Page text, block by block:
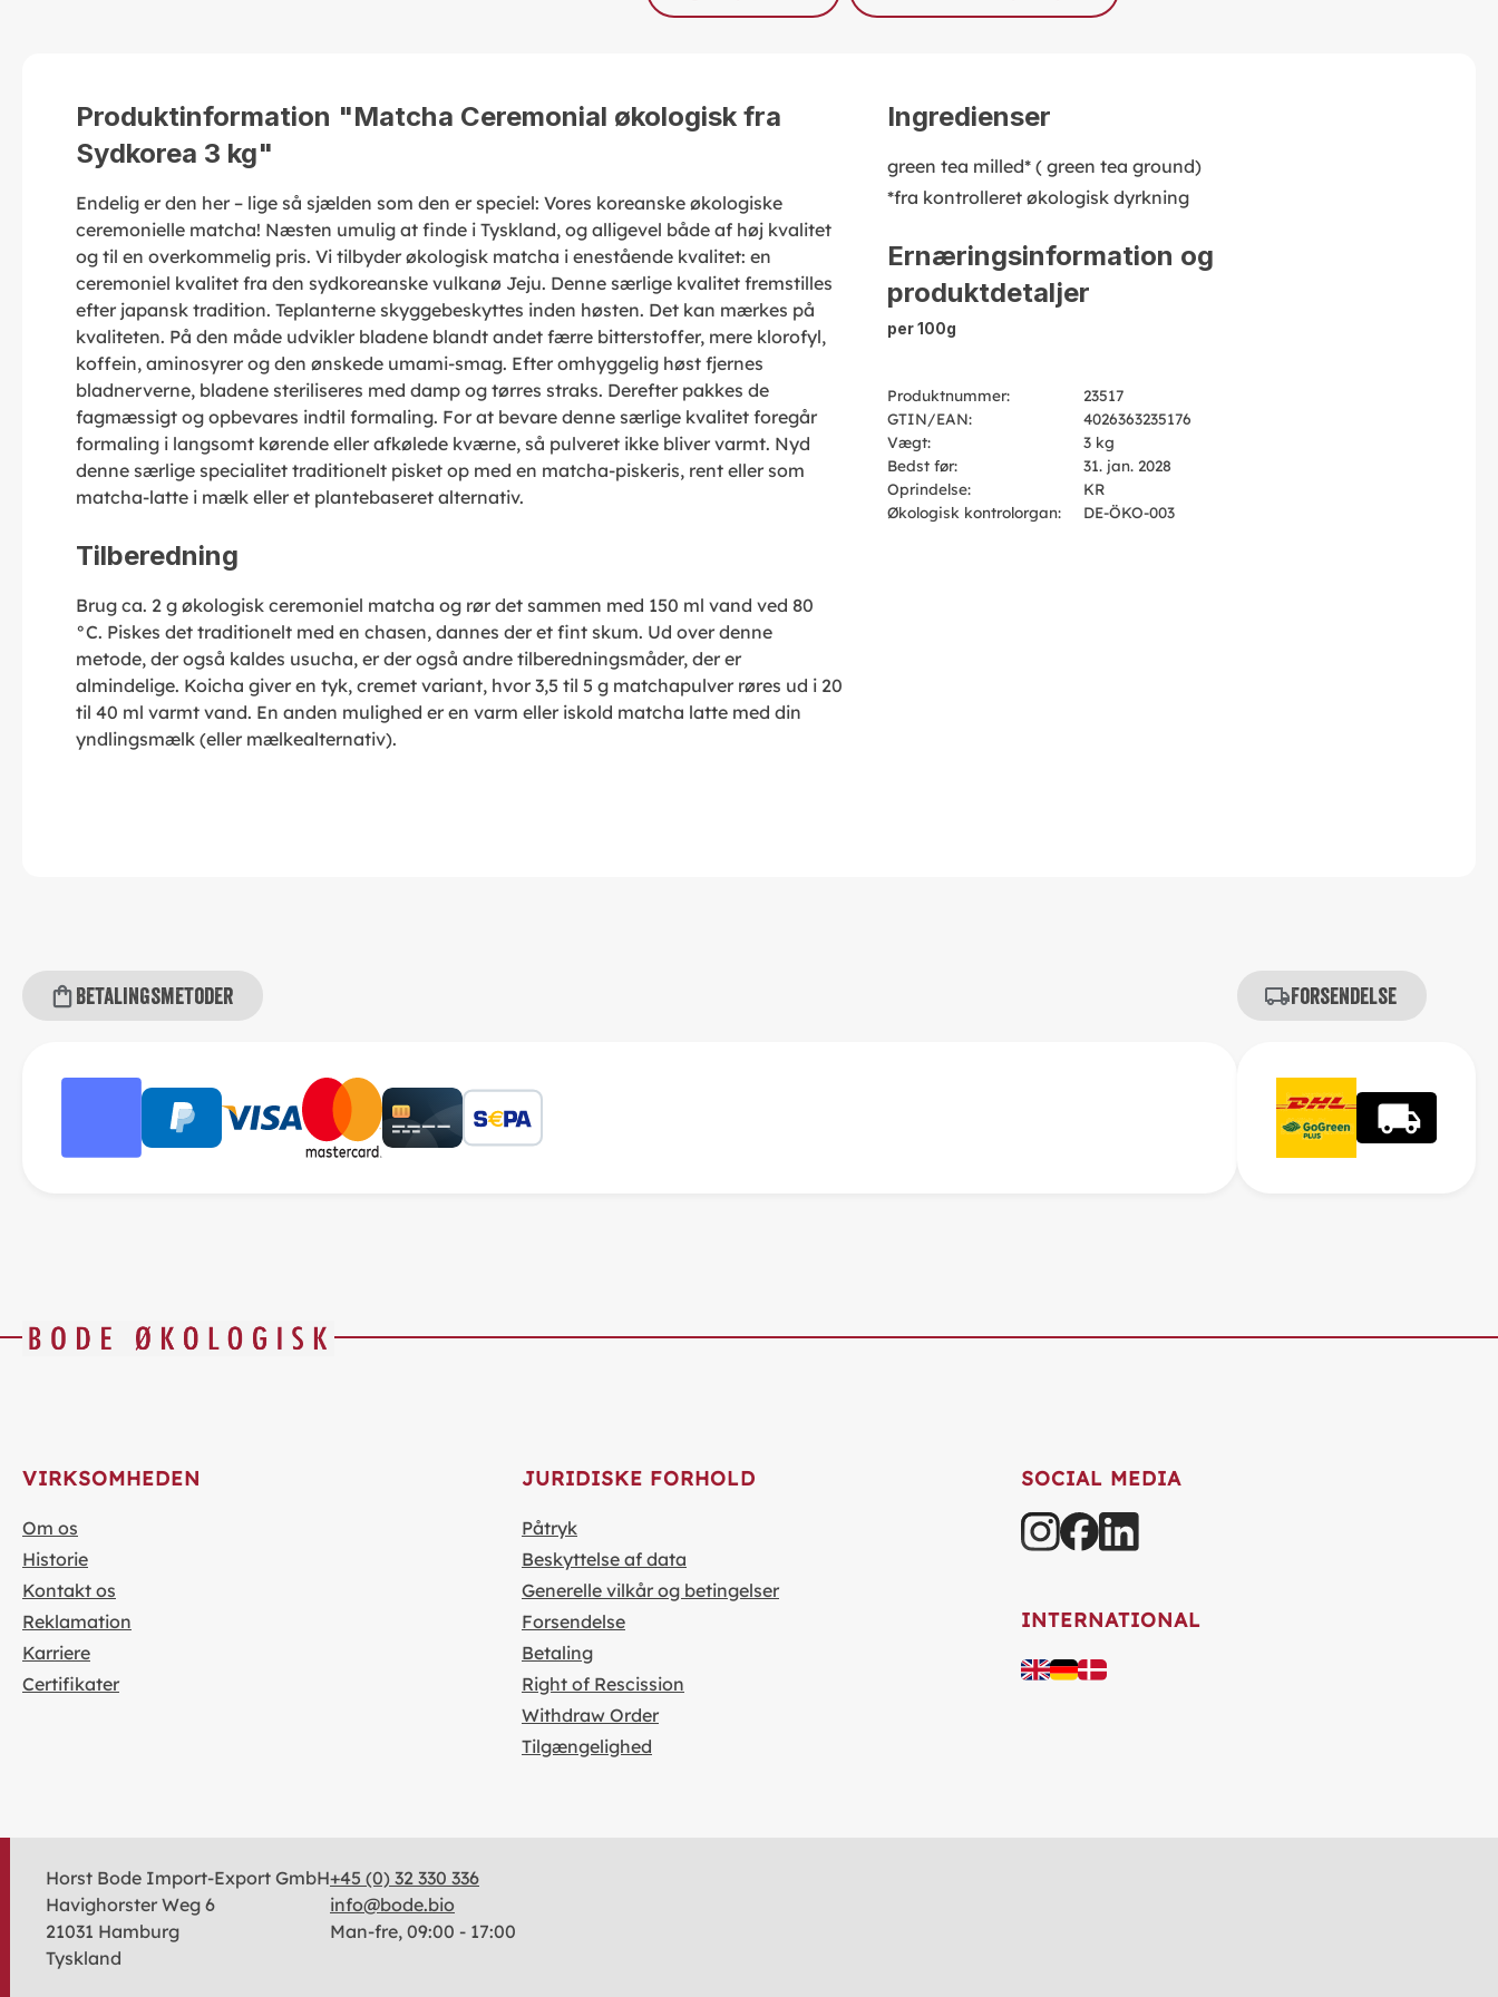
Produktinformation "Matcha Ceremonial økologisk fra
Sydkorea 3 kg"
Endelig er den her – lige så sjælden som den er speciel: Vores koreanske økologiske
ceremonielle matcha! Næsten umulig at finde i Tyskland, og alligevel både af høj kvalitet
og til en overkommelig pris. Vi tilbyder økologisk matcha i enestående kvalitet: en
ceremoniel kvalitet fra den sydkoreanske vulkanø Jeju. Denne særlige kvalitet fremstilles
efter japansk tradition. Teplanterne skyggebeskyttes inden høsten. Det kan mærkes på
kvaliteten. På den måde udvikler bladene blandt andet færre bitterstoffer, mere klorofyl,
koffein, aminosyrer og den ønskede umami-smag. Efter omhyggelig høst fjernes
bladnerverne, bladene steriliseres med damp og tørres straks. Derefter pakkes de
fagmæssigt og opbevares indtil formaling. For at bevare denne særlige kvalitet foregår
formaling i langsomt kørende eller afkølede kværne, så pulveret ikke bliver varmt. Nyd
denne særlige specialitet traditionelt pisket op med en matcha-piskeris, rent eller som
matcha-latte i mælk eller et plantebaseret alternativ.
Tilberedning
Brug ca. 2 g økologisk ceremoniel matcha og rør det sammen med 150 ml vand ved 80
°C. Piskes det traditionelt med en chasen, dannes der et fint skum. Ud over denne
metode, der også kaldes usucha, er der også andre tilberedningsmåder, der er
almindelige. Koicha giver en tyk, cremet variant, hvor 3,5 til 5 g matchapulver røres ud i 20
til 40 ml varmt vand. En anden mulighed er en varm eller iskold matcha latte med din
yndlingsmælk (eller mælkealternativ).
Ingredienser
green tea milled* ( green tea ground)
*fra kontrolleret økologisk dyrkning
Ernæringsinformation og
produktdetaljer
per 100g
Produktnummer:
23517
GTIN/EAN:
4026363235176
Vægt:
3 kg
Bedst før:
31. jan. 2028
Oprindelse:
KR
Økologisk kontrolorgan:
DE-ÖKO-003
Betalingsmetoder Forsendelse
VIRKSOMHEDEN
Om os
Historie
Kontakt os
Reklamation
Karriere
Certifikater
JURIDISKE FORHOLD
Påtryk
Beskyttelse af data
Generelle vilkår og betingelser
Forsendelse
Betaling
Right of Rescission
Withdraw Order
Tilgængelighed
SOCIAL MEDIA
INTERNATIONAL
Horst Bode Import-Export GmbH
Havighorster Weg 6
21031 Hamburg
Tyskland
+45 (0) 32 330 336
info@bode.bio
Man-fre, 09:00 - 17:00